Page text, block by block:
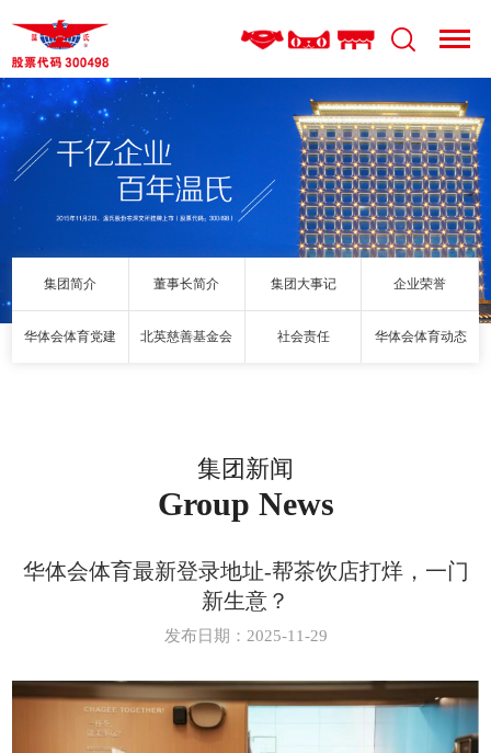
集团简介 董事长简介 集团大事记 企业荣誉
华体会体育党建 北英慈善基金会 社会责任 华体会体育动态
集团新闻
Group News
华体会体育最新登录地址-帮茶饮店打烊，一门
新生意？
发布日期：2025-11-29